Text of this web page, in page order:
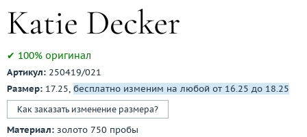
3D-тур по шоуруму
✔ 100% оригинал
Артикул: 250419/021
Размер: 17.25, бесплатно изменим на любой от 16.25 до 18.25
Как заказать изменение размера?
Материал: золото 750 пробы